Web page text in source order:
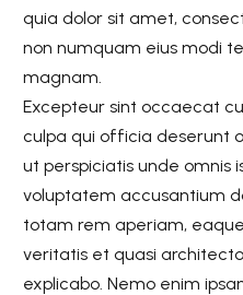
quia dolor sit amet,
non numquam eius modi
magnam.
Excepteur sint occaecat
culpa qui officia deserunt
ut perspiciatis unde omnis
voluptatem accusantium
totam rem aperiam,
veritatis et quasi
explicabo. Nemo enim